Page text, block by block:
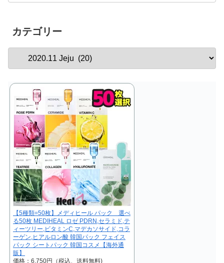
カテゴリー
【5種類=50枚】メディヒール パック 選べ
る50枚 MEDIHEAL ロゼ PDRN,セラミド,テ
ィーツリー,ビタミンC,マデカソサイド,コラ
ーゲン,ヒアルロン酸 韓国パック フェイス
パック シートパック 韓国コスメ【海外通
販】
価格：6,750円（税込、送料無料)